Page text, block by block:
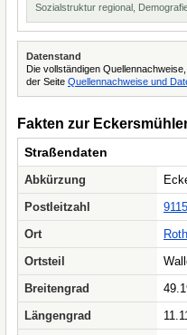
Sozialstruktur regional,
Datenstand
Die vollständigen
der Seite Quellennachweise und
Fakten zur
Straßendaten
Abkürzung
Postleitzahl
Ort
Roth
Ortsteil
Breitengrad
Längengrad